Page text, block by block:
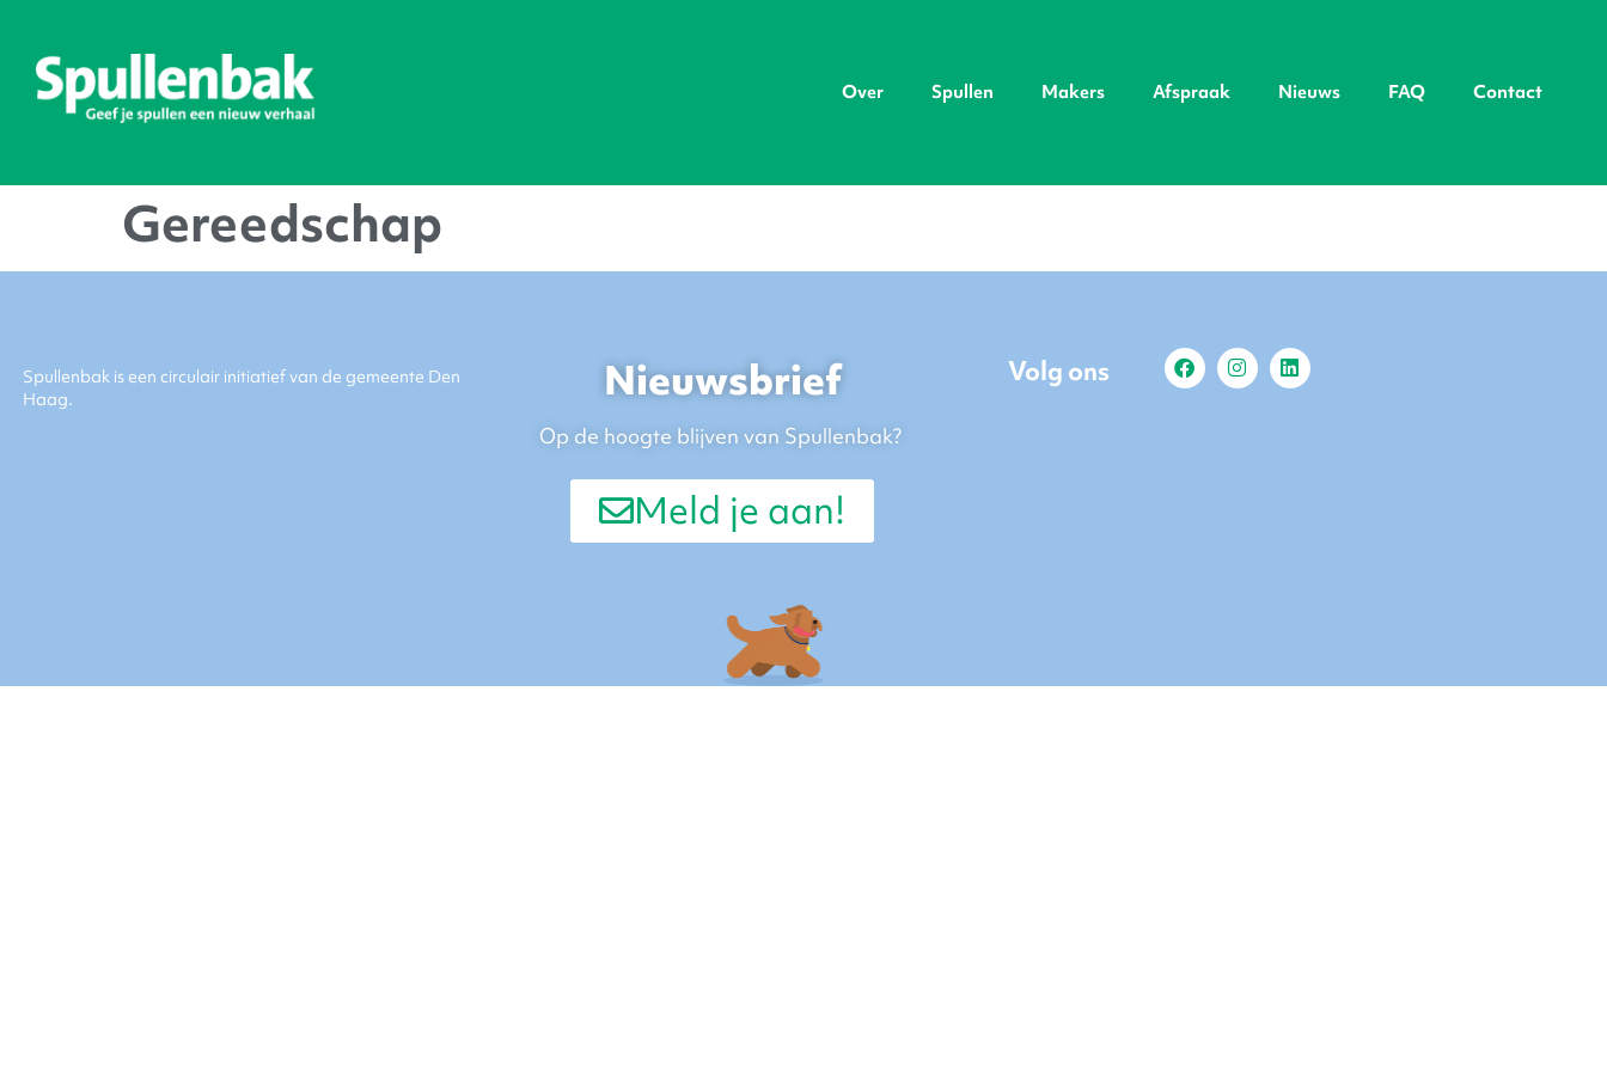
Over Spullen Makers Afspraak Nieuws FAQ Contact
Gereedschap
Spullenbak is een circulair initiatief van de gemeente Den
Haag.
Nieuwsbrief
Op de hoogte blijven van Spullenbak?
Meld je aan!
Volg ons